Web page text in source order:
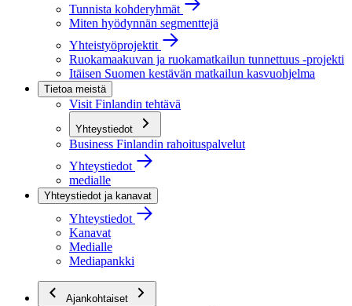
Tunnista kohderyhmät
Miten hyödynnän segmenttejä
Yhteistyöprojektit
Ruokamaakuvan ja ruokamatkailun tunnettuus -projekti
Itäisen Suomen kestävän matkailun kasvuohjelma
Tietoa meistä
Visit Finlandin tehtävä
Yhteystiedot
Business Finlandin rahoituspalvelut
Yhteystiedot
medialle
Yhteystiedot ja kanavat
Yhteystiedot
Kanavat
Medialle
Mediapankki
Ajankohtaiset